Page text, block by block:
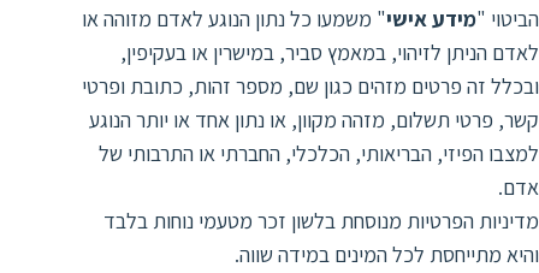
הביטוי "מידע אישי" משמעו כל נתון הנוגע לאדם מזוהה או
לאדם הניתן לזיהוי, במאמץ סביר, במישרין או בעקיפין,
ובכלל זה פרטים מזהים כגון שם, מספר זהות, כתובת ופרטי
קשר, פרטי תשלום, מזהה מקוון, או נתון אחד או יותר הנוגע
למצבו הפיזי, הבריאותי, הכלכלי, החברתי או התרבותי של
אדם.
מדיניות הפרטיות מנוסחת בלשון זכר מטעמי נוחות בלבד
והיא מתייחסת לכל המינים במידה שווה.